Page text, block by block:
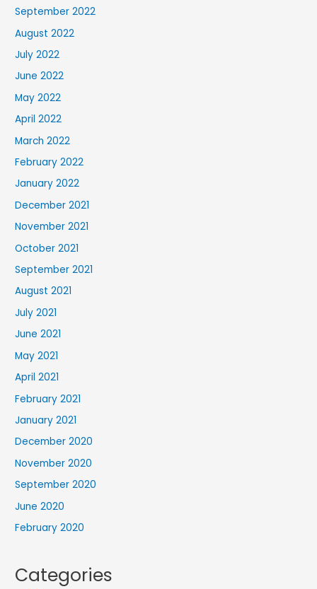
September 2022
August 2022
July 2022
June 2022
May 2022
April 2022
March 2022
February 2022
January 2022
December 2021
November 2021
October 2021
September 2021
August 2021
July 2021
June 2021
May 2021
April 2021
February 2021
January 2021
December 2020
November 2020
September 2020
June 2020
February 2020
Categories